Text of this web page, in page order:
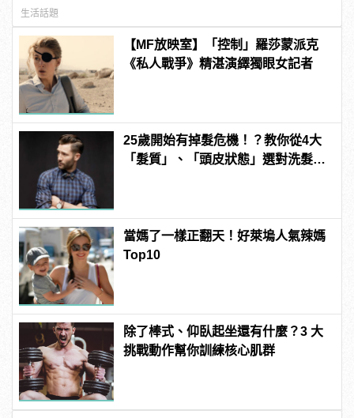
生活話題
【MF放映室】「控制」羅莎蒙派克
《私人戰爭》精湛演繹獨眼女記者
25歲開始有掉髮危機！？教你從4大
「髮質」、「頭皮狀態」選對洗髮
當媽了一樣正翻天！好萊塢人氣辣媽
Top10
除了棒式、仰臥起坐還有什麼？3 大
挑戰動作幫你訓練核心肌群